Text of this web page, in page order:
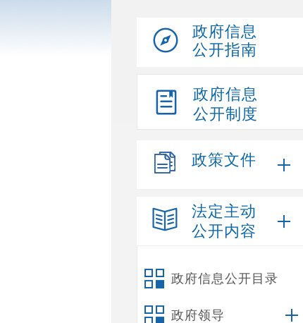
政府信息
公开指南
政府信息
公开制度
政策文件
法定主动
公开内容
政府信息公开目录
政府领导